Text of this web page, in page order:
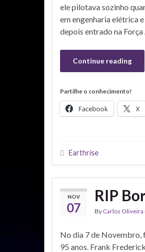
ele pilotava sozinho
em engenharia elétrica
depois entrado na
Continue reading
Partilhe o conhecimento!
Facebook X
Earthrise
NOV
07
RIP
By Carlos Oliveira
No dia 7 de Novembro,
95 anos. Frank